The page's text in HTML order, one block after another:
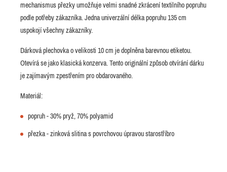
mechanismus přezky umožňuje velmi snadné zkrácení textilního popruhu
podle potřeby zákazníka. Jedna univerzální délka popruhu 135 cm
uspokojí všechny zákazníky.
Dárková plechovka o velikosti 10 cm je doplněna barevnou etiketou.
Otevírá se jako klasická konzerva. Tento originální způsob otvírání dárku
je zajímavým zpestřením pro obdarovaného.
Materiál:
popruh - 30% pryž, 70% polyamid
přezka - zinková slitina s povrchovou úpravou starostříbro